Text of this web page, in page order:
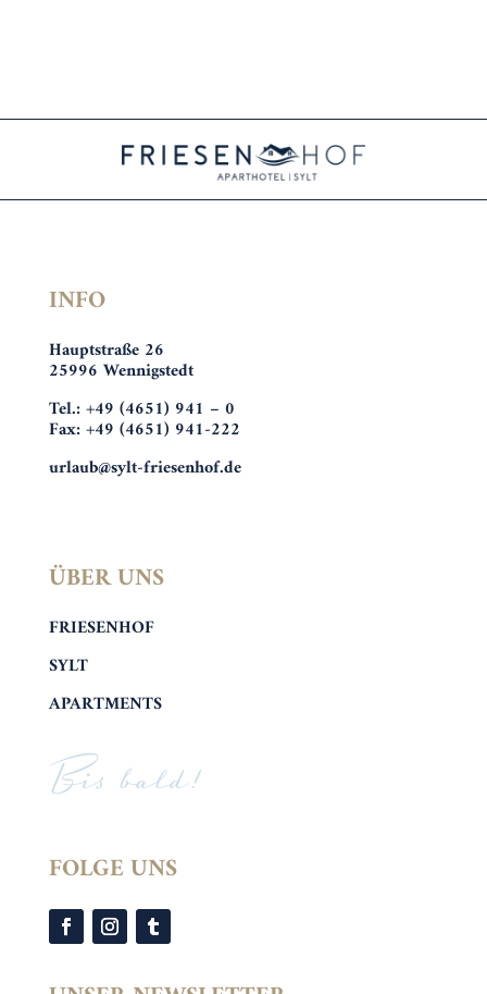
INFO
Hauptstraße 26
25996 Wennigstedt
Tel.: +49 (4651) 941 – 0
Fax: +49 (4651) 941-222
urlaub@sylt-friesenhof.de
ÜBER UNS
FRIESENHOF
SYLT
APARTMENTS
Bis bald!
FOLGE UNS